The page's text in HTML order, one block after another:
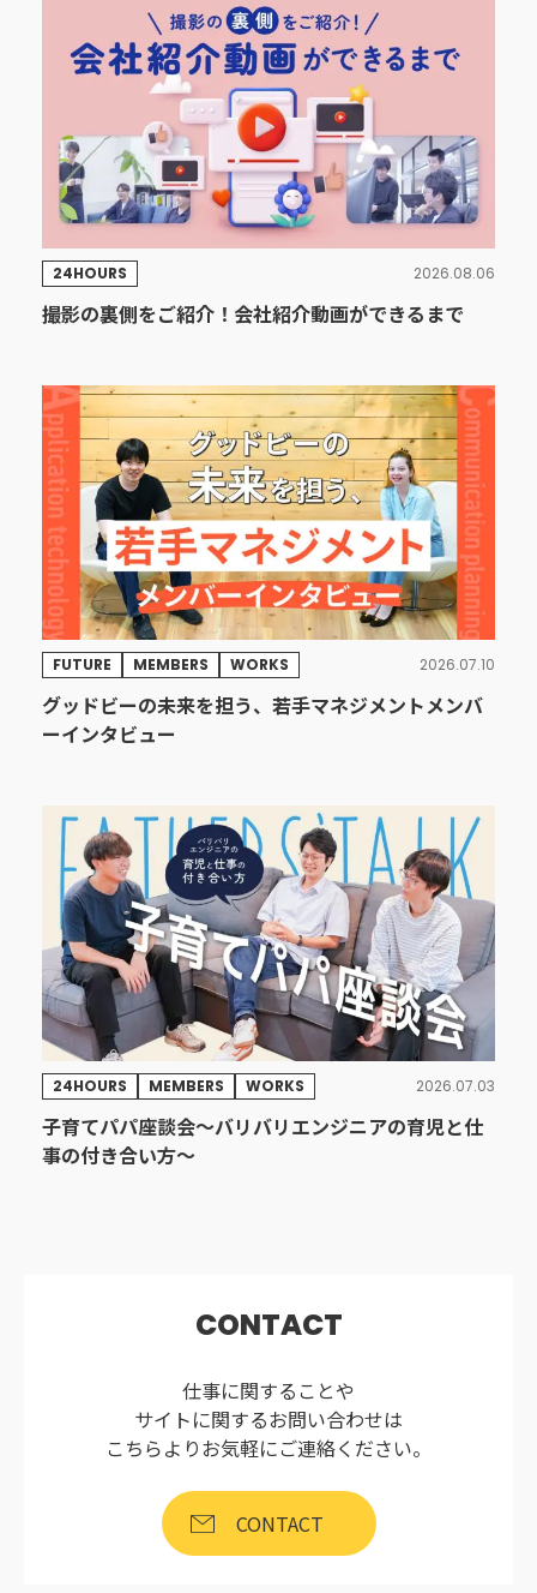
24HOURS 2026.08.06
撮影の裏側をご紹介！会社紹介動画ができるまで
FUTURE MEMBERS WORKS 2026.07.10
グッドビーの未来を担う、若手マネジメントメンバ
ーインタビュー
24HOURS MEMBERS WORKS 2026.07.03
子育てパパ座談会〜バリバリエンジニアの育児と仕
事の付き合い方〜
CONTACT
仕事に関することや
サイトに関するお問い合わせは
こちらよりお気軽にご連絡ください。
CONTACT